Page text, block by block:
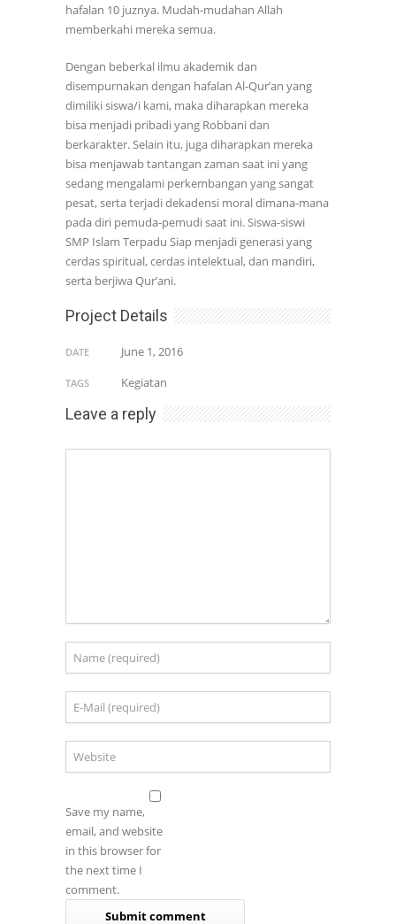
hafalan 10 juznya. Mudah-mudahan Allah
memberkahi mereka semua.
Dengan beberkal ilmu akademik dan
disempurnakan dengan hafalan Al-Qur’an yang
dimiliki siswa/i kami, maka diharapkan mereka
bisa menjadi pribadi yang Robbani dan
berkarakter. Selain itu, juga diharapkan mereka
bisa menjawab tantangan zaman saat ini yang
sedang mengalami perkembangan yang sangat
pesat, serta terjadi dekadensi moral dimana-mana
pada diri pemuda-pemudi saat ini. Siswa-siswi
SMP Islam Terpadu Siap menjadi generasi yang
cerdas spiritual, cerdas intelektual, dan mandiri,
serta berjiwa Qur’ani.
Project Details
DATE June 1, 2016
TAGS Kegiatan
Leave a reply
Save my name,
email, and website
in this browser for
the next time I
comment.